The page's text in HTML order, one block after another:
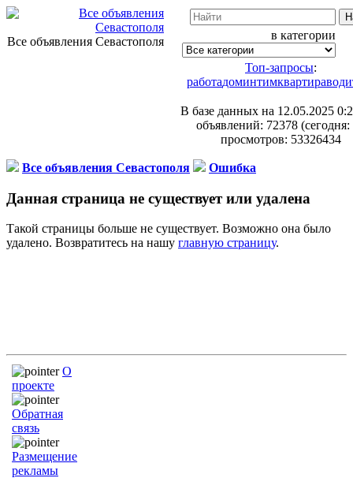
Все объявления Севастополя в категории
Топ-запросы:
работадоминтимквартира
В базе данных на 12.05.2025
объявлений: 72378 (сегодня:
просмотров: 53326434
Все объявления Севастополя Ошибка
Данная страница не существует или удалена
Такой страницы больше не существует. Возможно она было
удалено. Возвратитесь на нашу главную страницу.
О
проекте
Обратная
связь
Размещение
рекламы